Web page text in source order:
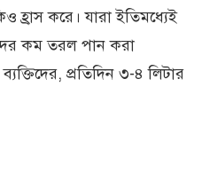
হ্রাস করে। যারা ইতিমধ্যেই
কম তরল পান করা
প্রতিদিন ৩-৪ লিটার